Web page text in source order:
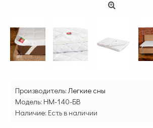
Производитель:Легкие сны
Модель: НМ-140-БВ
Наличие: Есть в наличии